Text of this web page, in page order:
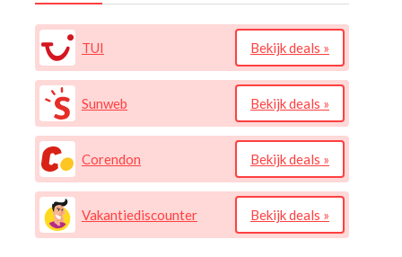
TUI Bekijk deals »
Sunweb Bekijk deals »
Corendon Bekijk deals »
Vakantiediscounter Bekijk deals »